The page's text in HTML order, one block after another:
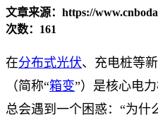
文章来源：https://
次数：161
在分布式光伏、充电桩等
（简称“箱变”）是核心电
总会遇到一个困惑：“为什